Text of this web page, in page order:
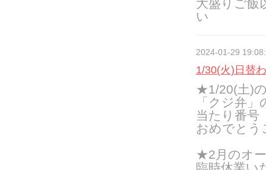
大盛りご飯
い
2024-01-29
1/30(火)日替
★1/20(土)
「クジ弁」
当たり番号
おめでとう
★2月のオ